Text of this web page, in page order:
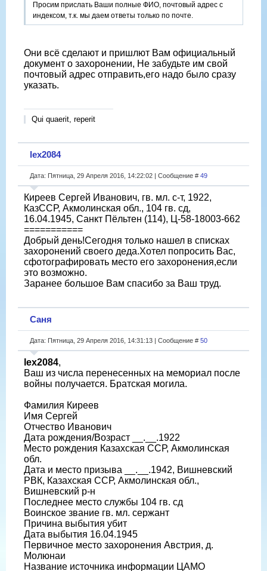
Просим прислать Ваши полные ФИО, почтовый адрес с
индексом, т.к. мы даем ответы только по почте.
Они всё сделают и пришлют Вам официальный
документ о захоронении, Не забудьте им свой
почтовый адрес отправить,его надо было сразу
указать.
Qui quaerit, reperit
lex2084
Дата: Пятница, 29 Апреля 2016, 14:22:02 | Сообщение # 49
Киреев Сергей Иванович, гв. мл. с-т, 1922,
КазССР, Акмолинская обл., 104 гв. сд,
16.04.1945, Санкт Пёльтен (114), Ц-58-18003-662
===========
Добрый день!Сегодня только нашел в списках
захоронений своего деда.Хотел попросить Вас,
сфотографировать место его захоронения,если
это возможно.
Заранее большое Вам спасибо за Ваш труд.
Саня
Дата: Пятница, 29 Апреля 2016, 14:31:13 | Сообщение # 50
lex2084,
Ваш из числа перенесенных на мемориал после
войны получается. Братская могила.
Фамилия Киреев
Имя Сергей
Отчество Иванович
Дата рождения/Возраст __.__.1922
Место рождения Казахская ССР, Акмолинская
обл.
Дата и место призыва __.__.1942, Вишневский
РВК, Казахская ССР, Акмолинская обл.,
Вишневский р-н
Последнее место службы 104 гв. сд
Воинское звание гв. мл. сержант
Причина выбытия убит
Дата выбытия 16.04.1945
Первичное место захоронения Австрия, д.
Молюнаи
Название источника информации ЦАМО